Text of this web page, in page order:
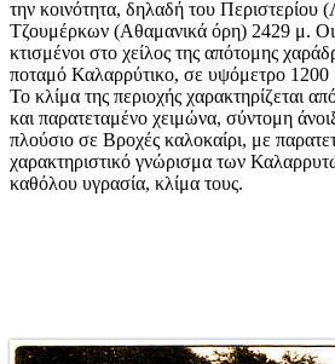
την κοινότητα, δηλαδή του
Τζουμέρκων (Αθαμανικά όρη) 2429 μ. Οι
κτισμένοι στο χείλος της απότομης
ποταμό Καλαρρύτικο, σε υψόμετρο 1200
Το κλίμα της περιοχής χαρακτηρίζεται
και παρατεταμένο χειμώνα, σύντομη
πλούσιο σε Βροχές καλοκαίρι, με
χαρακτηριστικό γνώρισμα των
καθόλου υγρασία, κλίμα τους.